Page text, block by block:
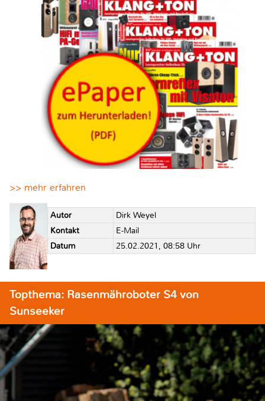
>> mehr erfahren
Autor
Dirk Weyel
Kontakt
E-Mail
Datum
25.02.2021, 08:58 Uhr
Topthema: Rasenmähroboter S4 von
Sunseeker